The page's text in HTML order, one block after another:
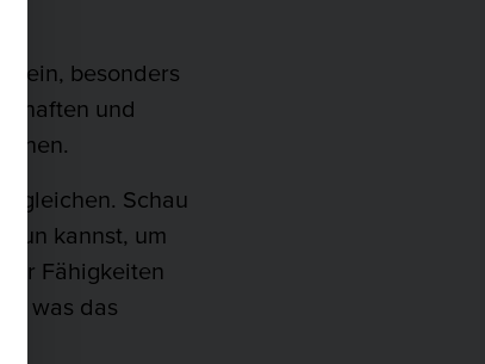
sein, besonders
und
Schau
tun kannst, um
Fähigkeiten
was das